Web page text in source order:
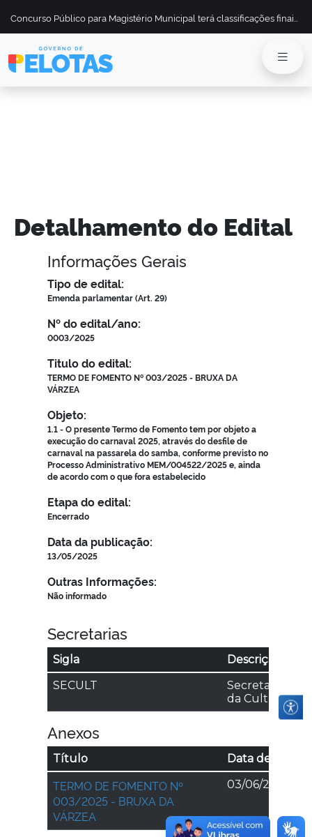
Detalhamento do Edital
Informações Gerais
Tipo de edital:
Emenda parlamentar (Art. 29)
Nº do edital/ano:
0003/2025
Titulo do edital:
TERMO DE FOMENTO Nº 003/2025 - BRUXA DA
VÁRZEA
Objeto:
1.1 - O presente Termo de Fomento tem por objeto a
execução do carnaval 2025, através do desfile de
carnaval na passarela do samba, conforme previsto no
Processo Administrativo MEM/004522/2025 e, ainda
de acordo com o que fora estabelecido
Etapa do edital:
Encerrado
Data da publicação:
13/05/2025
Outras Informações:
Não informado
Secretarias
Sigla
Descrição
SECULT
Secretaria
da Cultura
Anexos
Título Data de
TERMO DE FOMENTO Nº
003/2025 - BRUXA DA
VÁRZEA
03/06/2025